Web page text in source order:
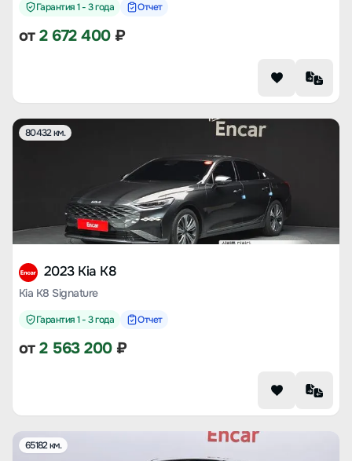
Гарантия 1 - 3 года Отчет
от2 672 400₽
80432 км.
2023 Kia K8
Kia K8 Signature
Гарантия 1 - 3 года Отчет
от2 563 200₽
65182 км.